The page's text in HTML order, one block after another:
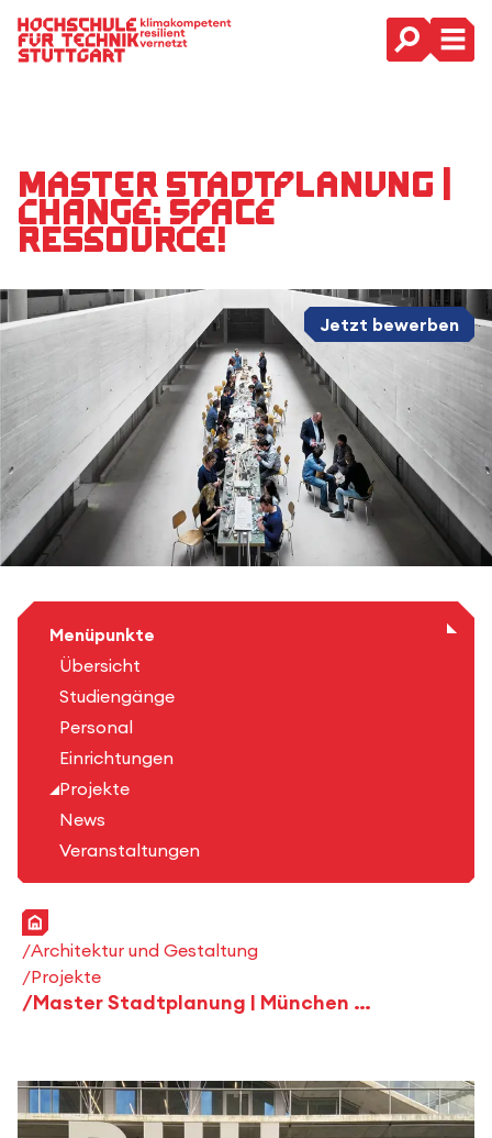
Hauptnavigation
Master Stadtplanung |
Change: Space
Ressource!
Jetzt bewerben
Menüpunkte
Übersicht
Studiengänge
Personal
Einrichtungen
Projekte
News
Veranstaltungen
Startseite
Architektur und Gestaltung
Projekte
Master Stadtplanung | München Neuperlach | Wintersemester 21/22